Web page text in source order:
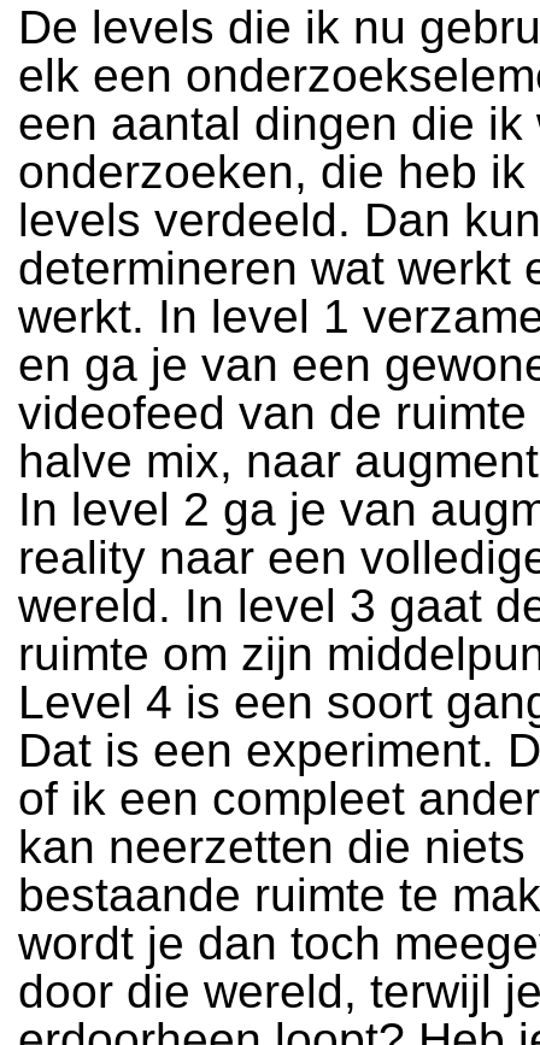
De levels die ik nu
elk een
een aantal dingen die ik
onderzoeken, die heb ik
levels verdeeld. Dan
determineren wat werkt
werkt. In level 1
en ga je van een
videofeed van de
halve mix, naar
In level 2 ga je van
reality naar een
wereld. In level 3 gaat
ruimte om zijn
Level 4 is een soort
Dat is een experiment.
of ik een compleet
kan neerzetten die niets
bestaande ruimte te
wordt je dan toch
door die wereld, terwijl